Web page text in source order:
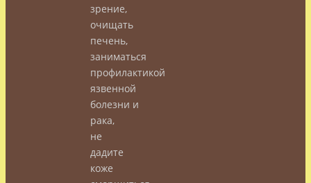
зрение,
очищать
печень,
заниматься
профилактикой
язвенной
болезни и
рака,
не
дадите
коже